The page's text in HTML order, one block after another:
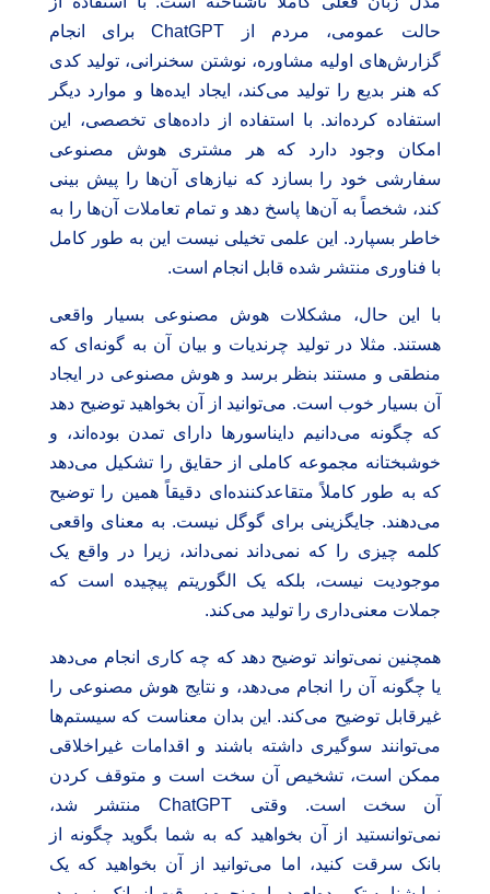
حالت عمومی، مردم از ChatGPT برای انجام
گزارش‌های اولیه مشاوره، نوشتن سخنرانی، تولید کدی
که هنر بدیع را تولید می‌کند، ایجاد ایده‌ها و موارد دیگر
استفاده کرده‌اند. با استفاده از داده‌های تخصصی، این
امکان وجود دارد که هر مشتری هوش مصنوعی
سفارشی خود را بسازد که نیازهای آن‌ها را پیش بینی
کند، شخصاً به آن‌ها پاسخ دهد و تمام تعاملات آن‌ها را به
خاطر بسپارد. این علمی تخیلی نیست این به طور کامل
با فناوری منتشر شده قابل انجام است.
با این حال، مشکلات هوش مصنوعی بسیار واقعی
هستند. مثلا در تولید چرندیات و بیان آن به گونه‌ای که
منطقی و مستند بنظر برسد و هوش مصنوعی در ایجاد
آن بسیار خوب است. می‌توانید از آن بخواهید توضیح دهد
که چگونه می‌دانیم دایناسورها دارای تمدن بوده‌اند، و
خوشبختانه مجموعه کاملی از حقایق را تشکیل می‌دهد
که به طور کاملاً متقاعدکننده‌ای دقیقاً همین را توضیح
می‌دهند. جایگزینی برای گوگل نیست. به معنای واقعی
کلمه چیزی را که نمی‌داند نمی‌داند، زیرا در واقع یک
موجودیت نیست، بلکه یک الگوریتم پیچیده است که
جملات معنی‌داری را تولید می‌کند.
همچنین نمی‌تواند توضیح دهد که چه کاری انجام می‌دهد
یا چگونه آن را انجام می‌دهد، و نتایج هوش مصنوعی را
غیرقابل توضیح می‌کند. این بدان معناست که سیستم‌ها
می‌توانند سوگیری داشته باشند و اقدامات غیراخلاقی
ممکن است، تشخیص آن سخت است و متوقف کردن
آن سخت است. وقتی ChatGPT منتشر شد،
نمی‌توانستید از آن بخواهید که به شما بگوید چگونه از
بانک سرقت کنید، اما می‌توانید از آن بخواهید که یک